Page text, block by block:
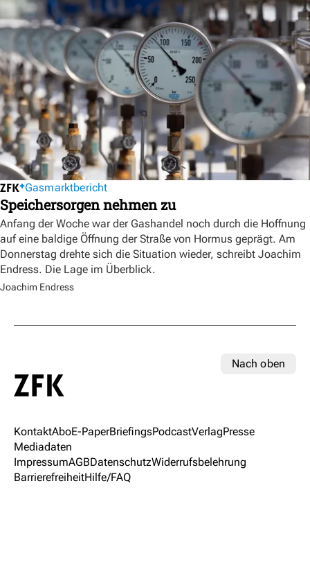
Gasmarktbericht
Speichersorgen nehmen zu
Anfang der Woche war der Gashandel noch durch die Hoffnung
auf eine baldige Öffnung der Straße von Hormus geprägt. Am
Donnerstag drehte sich die Situation wieder, schreibt Joachim
Endress. Die Lage im Überblick.
Joachim Endress
Nach oben
KontaktAboE-PaperBriefingsPodcastVerlagPresse
Mediadaten
ImpressumAGBDatenschutzWiderrufsbelehrung
BarrierefreiheitHilfe/FAQ